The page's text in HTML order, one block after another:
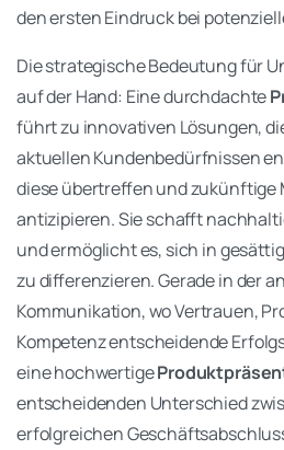
den ersten Eindruck bei
Die strategische Bedeutung für
auf der Hand: Eine durchdachte
führt zu innovativen Lösungen,
aktuellen Kundenbedürfnissen
diese übertreffen und zukünftige
antizipieren. Sie schafft
und ermöglicht es, sich in
zu differenzieren. Gerade in der
Kommunikation, wo Vertrauen,
Kompetenz entscheidende
eine hochwertige
entscheidenden Unterschied
erfolgreichen